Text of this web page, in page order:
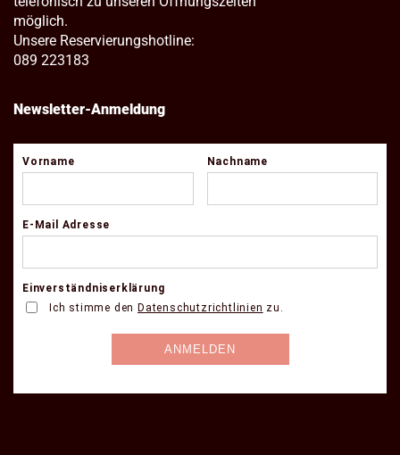
möglich.
Unsere Reservierungshotline:
089 223183
Newsletter-Anmeldung